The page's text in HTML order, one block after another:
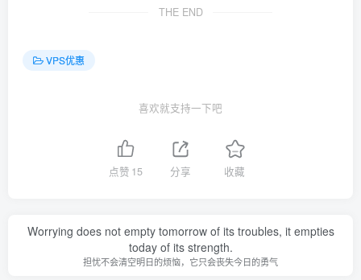
THE END
VPS优惠
喜欢就支持一下吧
点赞 15 分享 收藏
Worrying does not empty tomorrow of its troubles, it empties
today of its strength.
担忧不会清空明日的烦恼，它只会丧失今日的勇气